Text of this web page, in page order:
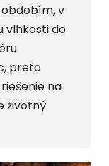
v
vlhkosti do
preto
na
životný